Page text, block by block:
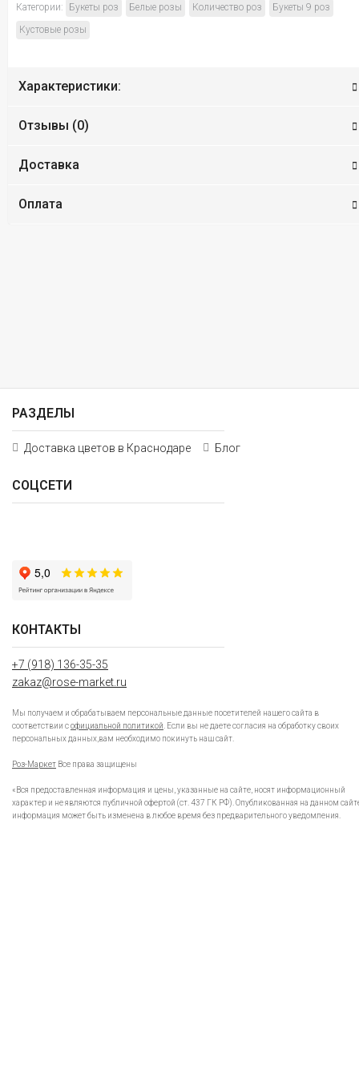
Категории: Букеты роз Белые розы Количество роз
Букеты 9 роз
Кустовые розы
Характеристики:
Отзывы (0)
Доставка
Оплата
КОНТАКТЫ
+7 (918) 136-35-35
zakaz@rose-market.ru
Мы получаем и обрабатываем персональные данные посетителей нашего сайта в
соответствии софициальной политикой . Если вы не даете согласия на обработку своих
персональных данных,вам необходимо покинуть наш сайт.
Роз-Маркет Все права защищены
«Вся предоставленная информация и цены, указанные на сайте, носят информационный
характер и не являются публичной офертой (ст. 437 ГК РФ). Опубликованная на данном
информация может быть изменена в любое время без предварительного уведомления.
РАЗДЕЛЫ
Доставка цветов в Краснодаре Блог
СОЦСЕТИ